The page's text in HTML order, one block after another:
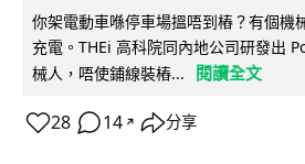
你架電動車喺停車場搵唔到樁？有個機
充電。THEi 高科院同內地公司研發出
械人，唔使鋪線裝樁...
閱讀全文
28 14 ↗ 分享